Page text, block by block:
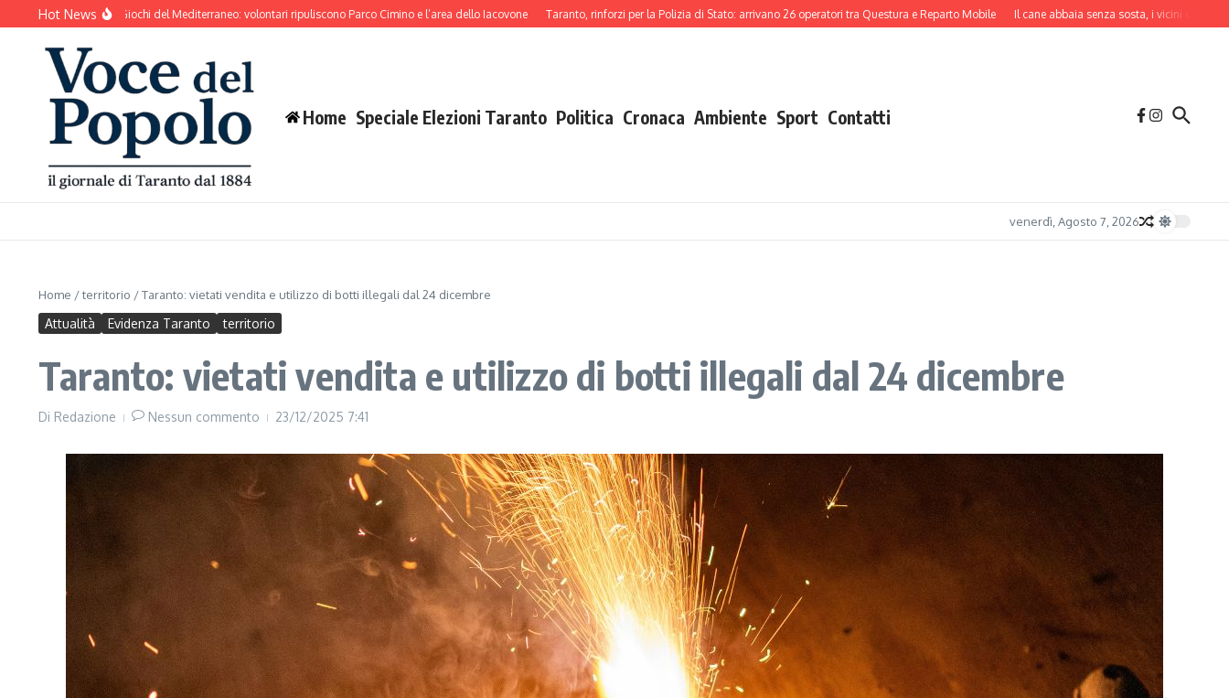
Salta al contenuto
Hot News
si prepara ai Giochi del Mediterraneo: volontari ripuliscono Parco Cimino e l’area dello Iacovone Taranto, rinforzi per la Polizia di Stato: arrivano 26 operatori tra Questura e Reparto Mobile Il cane abbaia senza sosta, i vicini danno
Home Speciale Elezioni Taranto Politica Cronaca Ambiente Sport Contatti
venerdì, Agosto 7, 2026
Home /territorio /Taranto: vietati vendita e utilizzo di botti illegali dal 24 dicembre
Attualità Evidenza Taranto territorio
Taranto: vietati vendita e utilizzo di botti illegali dal 24 dicembre
Di Redazione Nessun commento 23/12/2025 7:41